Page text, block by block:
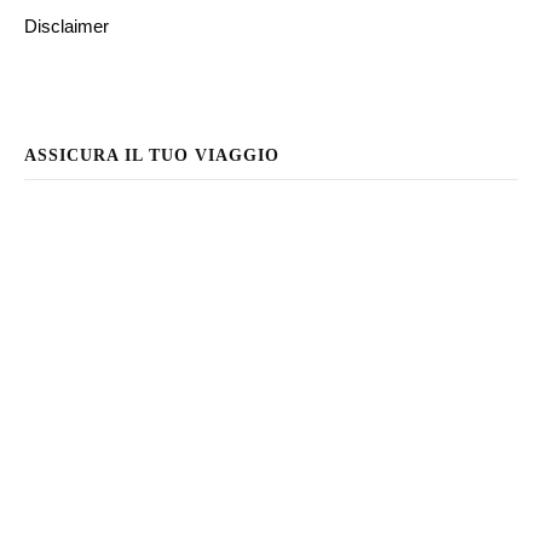
Disclaimer
ASSICURA IL TUO VIAGGIO